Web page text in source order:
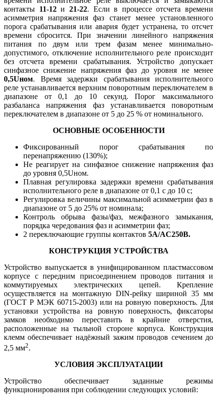
контакты 11-12и 21-22. Если в процессе отсчета времени
асимметрия напряжения фаз станет менее установленного
порога срабатывания или авария будет устранена, то отсчет
времени сбросится. При значении линейного напряжения
питания по двум или трем фазам менее минимально-
допустимого, отключение исполнительного реле происходит
без отсчета времени срабатывания. Устройство допускает
синфазное снижение напряжения фаз до уровня не менее
0,5Uном. Время задержки срабатывания исполнительного
реле устанавливается верхним поворотным переключателем в
диапазоне от 0,1 до 10 секунд. Порог максимального
разбаланса напряжения фаз устанавливается поворотным
переключателем в диапазоне от 5 до 25 % от номинального.
ОСНОВНЫЕ ОСОБЕННОСТИ
Фиксированный порог срабатывания по
перенапряжению (130%);
Не реагирует на синфазное снижение напряжения фаз
до уровня 0,5Uном.
Плавная регулировка задержки времени срабатывания
исполнительного реле в диапазоне от 0,1 с до 10 с;
Регулировка величины максимальной асимметрии фаз в
диапазоне от 5 до 25% от номинала;
Контроль обрыва фазы/фаз, межфазного замыкания,
порядка чередования фаз и асимметрии фаз;
2 переключающие группы контактов 5А/AC250В.
КОНСТРУКЦИЯ УСТРОЙСТВА
Устройство выпускается в унифицированном пластмассовом
корпусе с передним присоединением проводов питания и
коммутируемых электрических цепей. Крепление
осуществляется на монтажную DIN-рейку шириной 35 мм
(ГОСТ Р МЭК 60715-2003) или на ровную поверхность. Для
установки устройства на ровную поверхность, фиксаторы
замков необходимо переставить в крайние отверстия,
расположенные на тыльной стороне корпуса. Конструкция
клемм обеспечивает надёжный зажим проводов сечением до
2,5 мм2.
УСЛОВИЯ ЭКСПЛУАТАЦИИ
Устройство обеспечивает заданные режимы
функционирования при соблюдении следующих условий: